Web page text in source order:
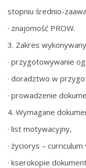
stopniu średnio-
· znajomość PROW.
3. Zakres
· przygotowywanie
· doradztwo w
· prowadzenie
4. Wymagane
· list motywacyjny,
· życiorys – curriculum
· kserokopie